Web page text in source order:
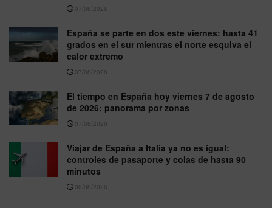
07/08/2026
España se parte en dos este viernes: hasta 41
grados en el sur mientras el norte esquiva el
calor extremo
07/08/2026
El tiempo en España hoy viernes 7 de agosto
de 2026: panorama por zonas
07/08/2026
Viajar de España a Italia ya no es igual:
controles de pasaporte y colas de hasta 90
minutos
06/08/2026